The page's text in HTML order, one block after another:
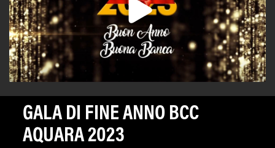
GALA DI FINE ANNO BCC
AQUARA 2023